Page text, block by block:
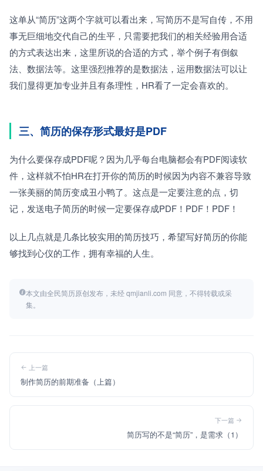
这单从“简历”这两个字就可以看出来，写简历不是写自传，不用
事无巨细地交代自己的生平，只需要把我们的相关经验用合适
的方式表达出来，这里所说的合适的方式，举个例子有倒叙
法、数据法等。这里强烈推荐的是数据法，运用数据法可以让
我们显得更加专业并且有条理性，HR看了一定会喜欢的。
三、简历的保存形式最好是PDF
为什么要保存成PDF呢？因为几乎每台电脑都会有PDF阅读软
件，这样就不怕HR在打开你的简历的时候因为内容不兼容导致
一张美丽的简历变成丑小鸭了。这点是一定要注意的点，切
记，发送电子简历的时候一定要保存成PDF！PDF！PDF！
以上几点就是几条比较实用的简历技巧，希望写好简历的你能
够找到心仪的工作，拥有幸福的人生。
本文由全民简历原创发布，未经 qmjianli.com 同意，不得转载或采
集。
上一篇
制作简历的前期准备（上篇）
下一篇
简历写的不是“简历”，是需求（1）